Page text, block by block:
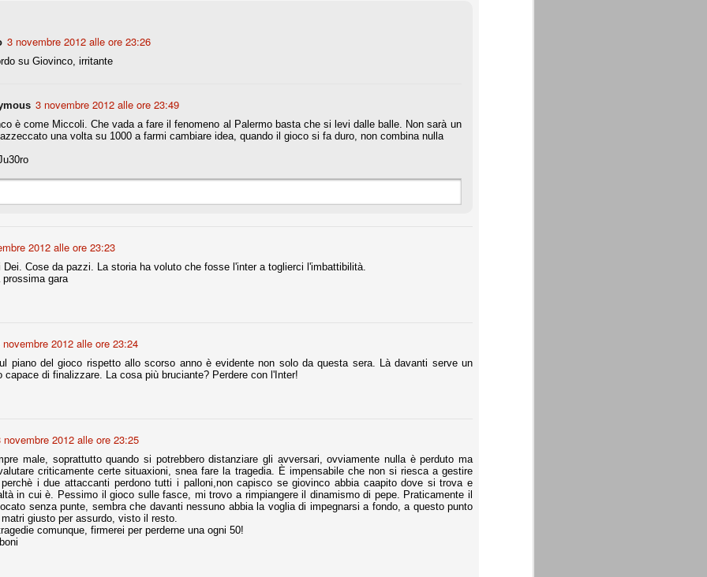
3 novembre 2012 alle ore 23:26
su Giovinco, irritante
3 novembre 2012 alle ore 23:49
è come Miccoli. Che vada a fare il fenomeno al Palermo basta che si levi dalle balle. Non sarà un
una volta su 1000 a farmi cambiare idea, quando il gioco si fa duro, non combina nulla
2012 alle ore 23:23
Dei. Cose da pazzi. La storia ha voluto che fosse l'inter a toglierci l'imbattibilità.
prossima gara
novembre 2012 alle ore 23:24
piano del gioco rispetto allo scorso anno è evidente non solo da questa sera. Là davanti serve un
capace di finalizzare. La cosa più bruciante? Perdere con l'Inter!
novembre 2012 alle ore 23:25
male, soprattutto quando si potrebbero distanziare gli avversari, ovviamente nulla è perduto ma
criticamente certe situaxioni, snea fare la tragedia. È impensabile che non si riesca a gestire
i due attaccanti perdono tutti i palloni,non capisco se giovinco abbia caapito dove si trova e
in cui è. Pessimo il gioco sulle fasce, mi trovo a rimpiangere il dinamismo di pepe. Praticamente il
senza punte, sembra che davanti nessuno abbia la voglia di impegnarsi a fondo, a questo punto
giusto per assurdo, visto il resto.
comunque, firmerei per perderne una ogni 50!
i bianconeri a trovare una certa unità dopo le prime deludenti
età (29 anni), e sono fisicamente simili, entrambi grandi e grossi.
europee, e tutti e due sono appena arrivati a giocare in Italia. Il
scelto di farsi giudicare con il rito abbreviato.
e quindi non le commenteremo, le considerazioni (di parte)
quello che è: un allenamento in vista della stagione, una ghiotta
preziosi minuti nelle gambe. E chi sabato era allo stadio a San
A
delle liste.
il 70 % del fatturato al netto delle plusvalenze (vedi regole del
fatturato 2014/15, che dovrebbe comunque essere intorno ai 320
2015/16, esercizio appena iniziato.
si valuta alla fine, a inizio settembre. Fermo restando che poi
sono già arrivati Rugani, Dybala, Khedira, Mandzukic, Neto, Zaza.
Ogbonna, forse Vidal. Il mercato i nostri dirigenti hanno dimostrato
fare meglio di noi tifosi.